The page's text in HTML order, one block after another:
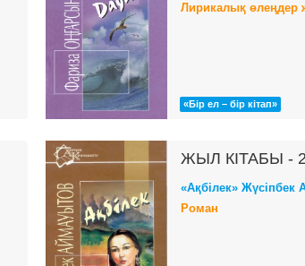
Лирикалық өлеңдер
«Бір ел – бір кітап»
ЖЫЛ КІТАБЫ -
«Ақбілек» Жүсіпбек
Роман